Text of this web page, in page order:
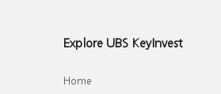
Explore UBS KeyInvest
Home